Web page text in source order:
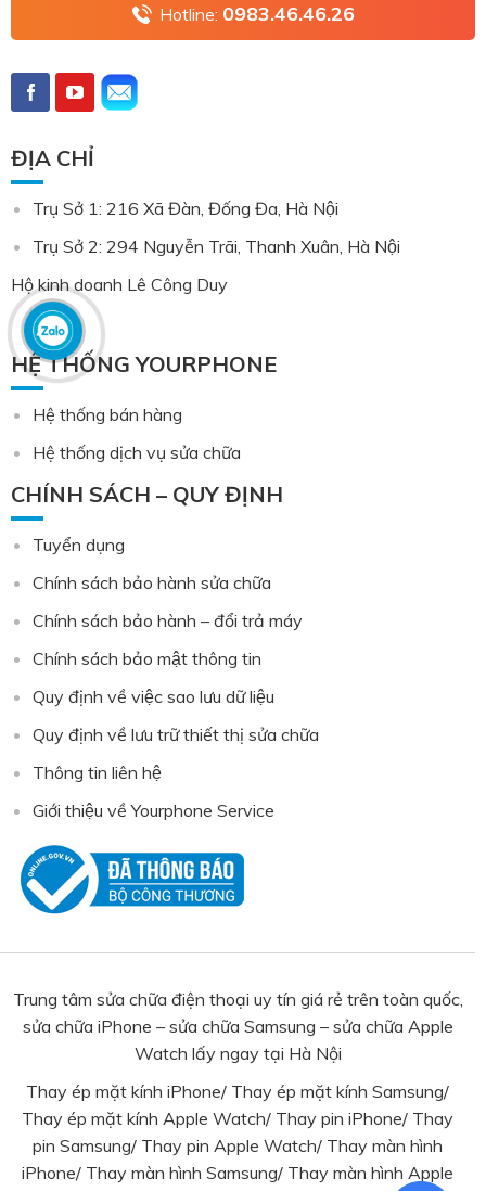
Hotline: 0983.46.46.26
ĐỊA CHỈ
Trụ Sở 1: 216 Xã Đàn, Đống Đa, Hà Nội
Trụ Sở 2: 294 Nguyễn Trãi, Thanh Xuân, Hà Nội
Hộ kinh doanh Lê Công Duy
HỆ THỐNG YOURPHONE
Hệ thống bán hàng
Hệ thống dịch vụ sửa chữa
CHÍNH SÁCH – QUY ĐỊNH
Tuyển dụng
Chính sách bảo hành sửa chữa
Chính sách bảo hành – đổi trả máy
Chính sách bảo mật thông tin
Quy định về việc sao lưu dữ liệu
Quy định về lưu trữ thiết thị sửa chữa
Thông tin liên hệ
Giới thiệu về Yourphone Service
Trung tâm sửa chữa điện thoại uy tín giá rẻ trên toàn quốc,
sửa chữa iPhone – sửa chữa Samsung – sửa chữa Apple
Watch lấy ngay tại Hà Nội
Thay ép mặt kính iPhone/ Thay ép mặt kính Samsung/
Thay ép mặt kính Apple Watch/ Thay pin iPhone/ Thay
pin Samsung/ Thay pin Apple Watch/ Thay màn hình
iPhone/ Thay màn hình Samsung/ Thay màn hình Apple